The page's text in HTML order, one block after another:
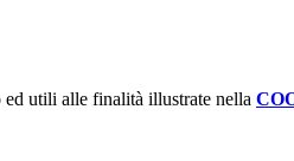
utili alle finalità illustrate nella